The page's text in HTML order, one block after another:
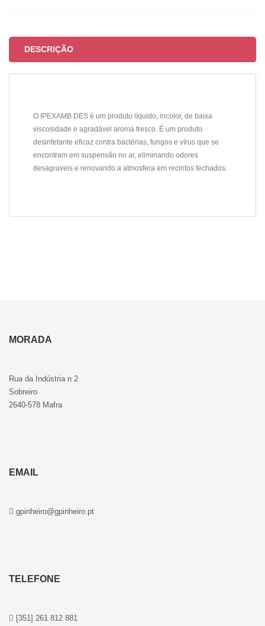
DESCRIÇÃO
O IPEXAMB DES é um produto líquido, incolor, de baixa
viscosidade e agradável aroma fresco. É um produto
desinfetante eficaz contra bactérias, fungos e vírus que se
encontram em suspensão no ar, eliminando odores
desagraveis e renovando a atmosfera em recintos fechados.
MORADA
Rua da Indústria n 2
Sobreiro
2640-578 Mafra
EMAIL
gpinheiro@gpinheiro.pt
TELEFONE
[351] 261 812 881